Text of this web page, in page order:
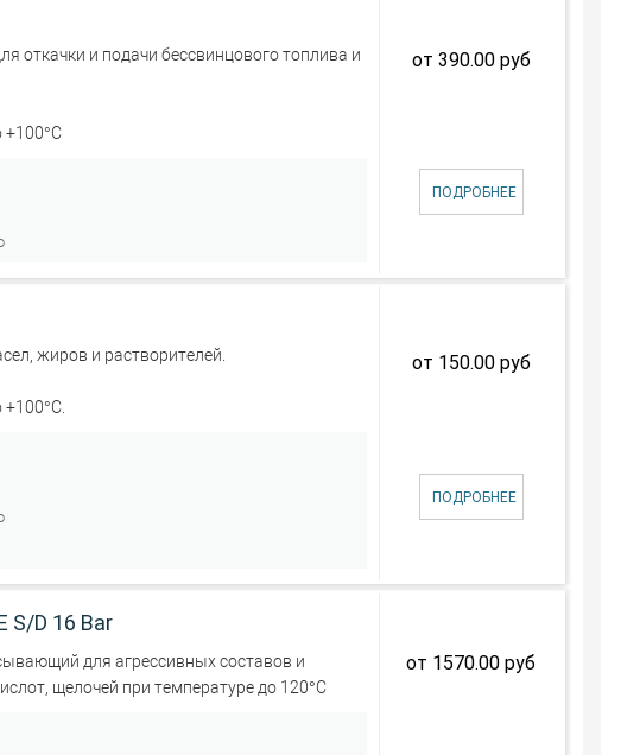
откачки и подачи бессвинцового топлива и
+100°С
от 390.00 руб
ПОДРОБНЕЕ
жиров и растворителей.
+100°С.
от 150.00 руб
ПОДРОБНЕЕ
S/D 16 Bar
для агрессивных составов и
щелочей при температуре до 120°С
от 1570.00 руб